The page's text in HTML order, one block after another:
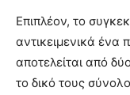
Επιπλέον, το
αντικειμενικά
αποτελείται από
το δικό τους